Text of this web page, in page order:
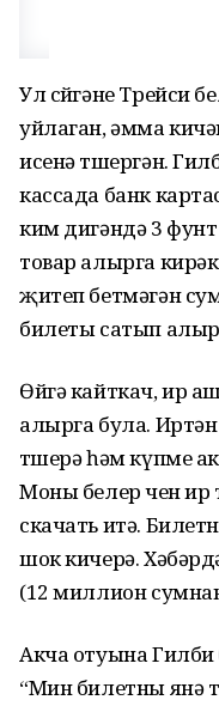
Ул сөйгәне Трейси
уйлаган, әмма
исенә төшергән.
кассада банк
ким дигәндә 3
товар алырга
җитеп бетмәгән
билеты сатып
Өйгә кайткач, ир
алырга була.
төшерә һәм күпме
Моны белер өчен
скачать итә.
шок кичерә.
(12 миллион
Акча отуына
“Мин билетны янә